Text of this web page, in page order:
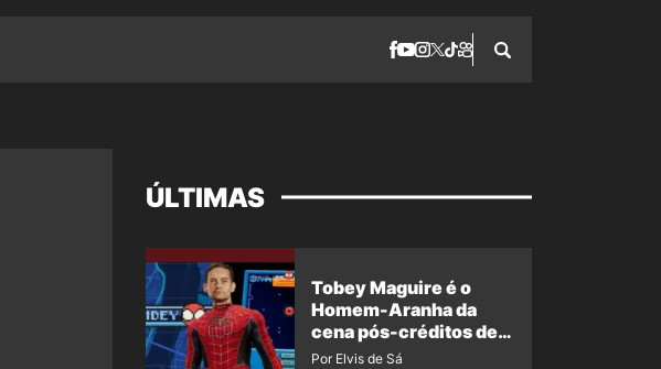
ÚLTIMAS
Tobey Maguire é o
Homem-Aranha da
cena pós-créditos de
Um Novo Dia?
Por Elvis de Sá